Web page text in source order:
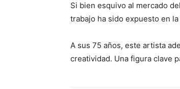
Si bien esquivo al mercado
trabajo ha sido expuesto en
A sus 75 años, este artista
creatividad. Una figura clave